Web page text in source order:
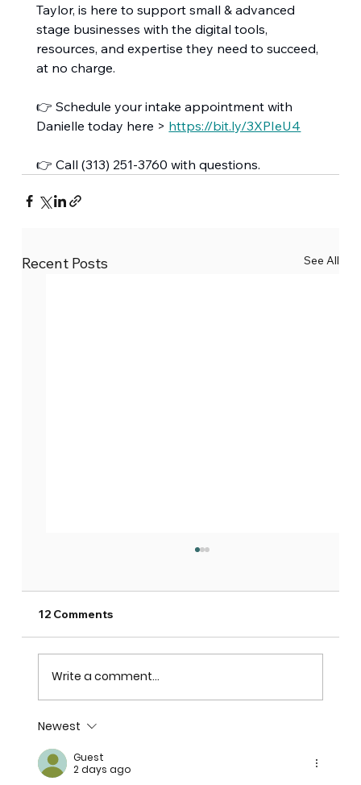
Taylor, is here to support small & advanced
stage businesses with the digital tools,
resources, and expertise they need to succeed,
at no charge.
👉 Schedule your intake appointment with
Danielle today here > https://bit.ly/3XPIeU4
👉 Call (313) 251-3760 with questions.
Recent Posts See All
Ms. Reffiggee’s Digital Learning
Journey
12 Comments
Write a comment...
Newest
Guest
2 days ago